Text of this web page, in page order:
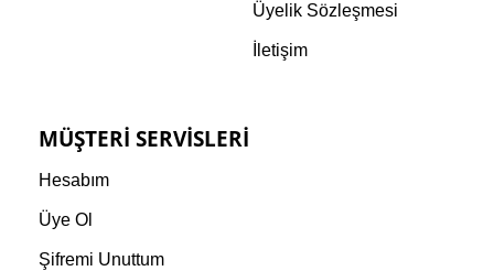
Üyelik Sözleşmesi
İletişim
MÜŞTERI SERVISLERI
Hesabım
Üye Ol
Şifremi Unuttum